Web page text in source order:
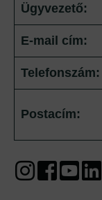
Ügyvezető:
E-mail cím:
Telefonszám:
Postacím: